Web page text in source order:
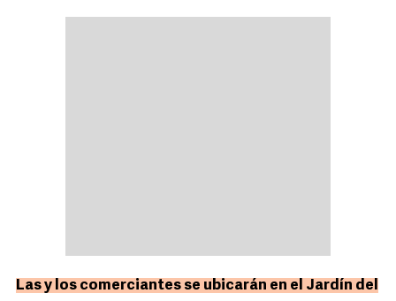
Las y los comerciantes se ubicarán en el Jardín del